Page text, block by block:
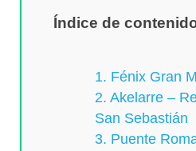
Índice de
1. Fénix Gran
2. Akelarre –
San Sebastián
3. Puente